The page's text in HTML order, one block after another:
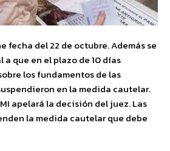
fecha del 22 de octubre. Además se
que en el plazo de 10 días
los fundamentos de las
en la medida cautelar.
apelará la decisión del juez. Las
la medida cautelar que debe